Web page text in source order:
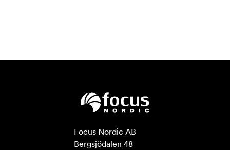
Focus Nordic AB
Bergsjödalen 48